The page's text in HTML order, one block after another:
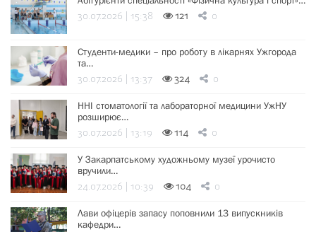
30.07.2026 | 15:38 121 0
Студенти-медики – про роботу в лікарнях Ужгорода
та…
30.07.2026 | 13:37 324 0
ННІ стоматології та лабораторної медицини УжНУ
розширює…
30.07.2026 | 13:19 114 0
У Закарпатському художньому музеї урочисто
вручили…
24.07.2026 | 10:39 104 0
Лави офіцерів запасу поповнили 13 випускників
кафедри…